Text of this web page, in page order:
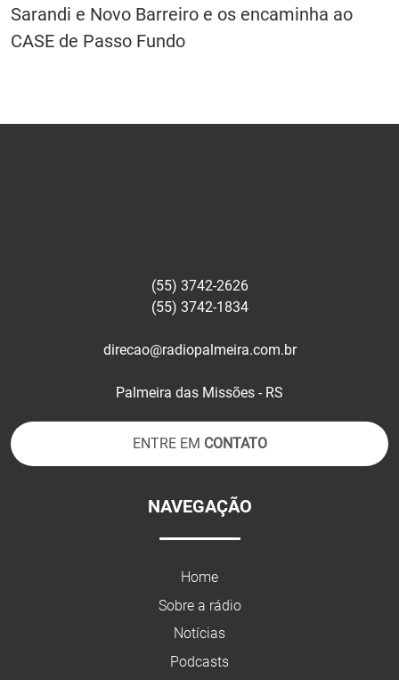
Sarandi e Novo Barreiro e os encaminha ao
CASE de Passo Fundo
(55) 3742-2626
(55) 3742-1834
direcao@radiopalmeira.com.br
Palmeira das Missões - RS
ENTRE EM CONTATO
NAVEGAÇÃO
Home
Sobre a rádio
Notícias
Podcasts